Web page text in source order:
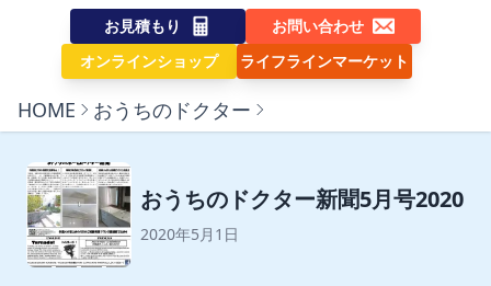
お見積もり
お問い合わせ
オンラインショップ
ライフラインマーケット
HOME おうちのドクター
おうちのドクター新聞5月号2020
2020年5月1日